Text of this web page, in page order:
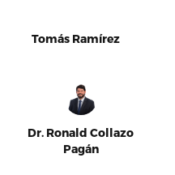
Tomás Ramírez
Dr. Ronald Collazo
Pagán